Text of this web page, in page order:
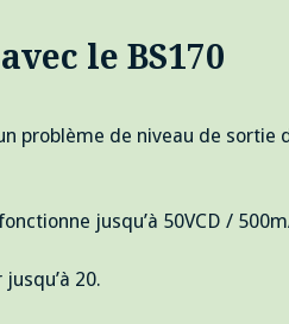
le BS170
problème de niveau de sortie
jusqu’à 50VCD /
20.